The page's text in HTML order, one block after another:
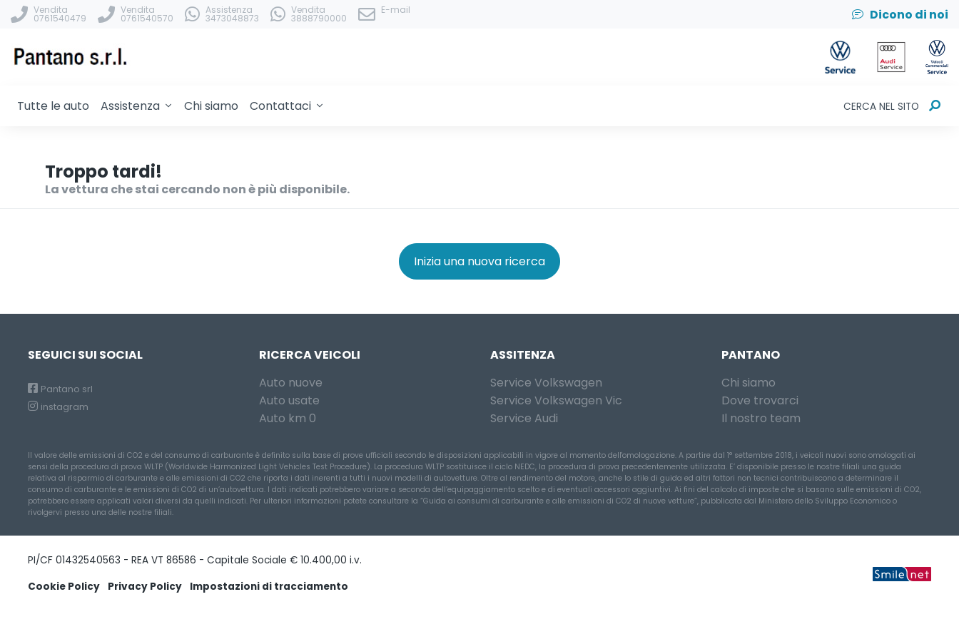
Vendita
0761540479
Vendita
0761540570
Assistenza
3473048873
Vendita
3888790000
E-mail Dicono di noi
Tutte le auto Assistenza Chi siamo Contattaci CERCA NEL SITO
Troppo tardi!
La vettura che stai cercando non è più disponibile.
Inizia una nuova ricerca
SEGUICI SUI SOCIAL
Pantano srl
instagram
RICERCA VEICOLI
Auto nuove
Auto usate
Auto km 0
ASSITENZA
Service Volkswagen
Service Volkswagen Vic
Service Audi
PANTANO
Chi siamo
Dove trovarci
Il nostro team
Il valore delle emissioni di CO2 e del consumo di carburante è definito sulla base di prove ufficiali secondo le disposizioni applicabili in vigore al momento dell'omologazione. A partire dal 1° settembre 2018, i veicoli nuovi sono omologati ai
sensi della procedura di prova WLTP (Worldwide Harmonized Light Vehicles Test Procedure). La procedura WLTP sostituisce il ciclo NEDC, la procedura di prova precedentemente utilizzata. E’ disponibile presso le nostre filiali una guida
relativa al risparmio di carburante e alle emissioni di CO2 che riporta i dati inerenti a tutti i nuovi modelli di autovetture. Oltre al rendimento del motore, anche lo stile di guida ed altri fattori non tecnici contribuiscono a determinare il
consumo di carburante e le emissioni di CO2 di un’autovettura. I dati indicati potrebbero variare a seconda dell’equipaggiamento scelto e di eventuali accessori aggiuntivi. Ai fini del calcolo di imposte che si basano sulle emissioni di CO2,
potrebbero essere applicati valori diversi da quelli indicati. Per ulteriori informazioni potete consultare la “Guida ai consumi di carburante e alle emissioni di CO2 di nuove vetture”, pubblicata dal Ministero dello Sviluppo Economico o
rivolgervi presso una delle nostre filiali.
PI/CF 01432540563 - REA VT 86586 - Capitale Sociale € 10.400,00 i.v.
Cookie Policy
Privacy Policy Impostazioni di tracciamento